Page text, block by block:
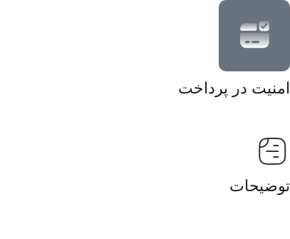
امنیت در پرداخت
توضیحات